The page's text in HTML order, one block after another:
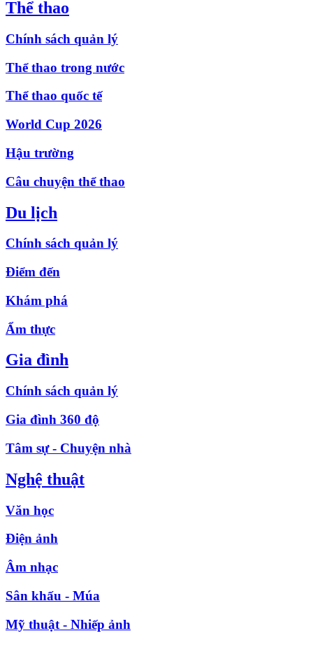
Thể thao
Chính sách quản lý
Thể thao trong nước
Thể thao quốc tế
World Cup 2026
Hậu trường
Câu chuyện thể thao
Du lịch
Chính sách quản lý
Điểm đến
Khám phá
Ẩm thực
Gia đình
Chính sách quản lý
Gia đình 360 độ
Tâm sự - Chuyện nhà
Nghệ thuật
Văn học
Điện ảnh
Âm nhạc
Sân khấu - Múa
Mỹ thuật - Nhiếp ảnh